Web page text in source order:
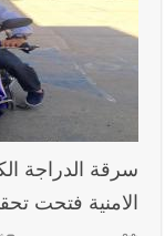
سرقة الدراجة
الامنية فتحت